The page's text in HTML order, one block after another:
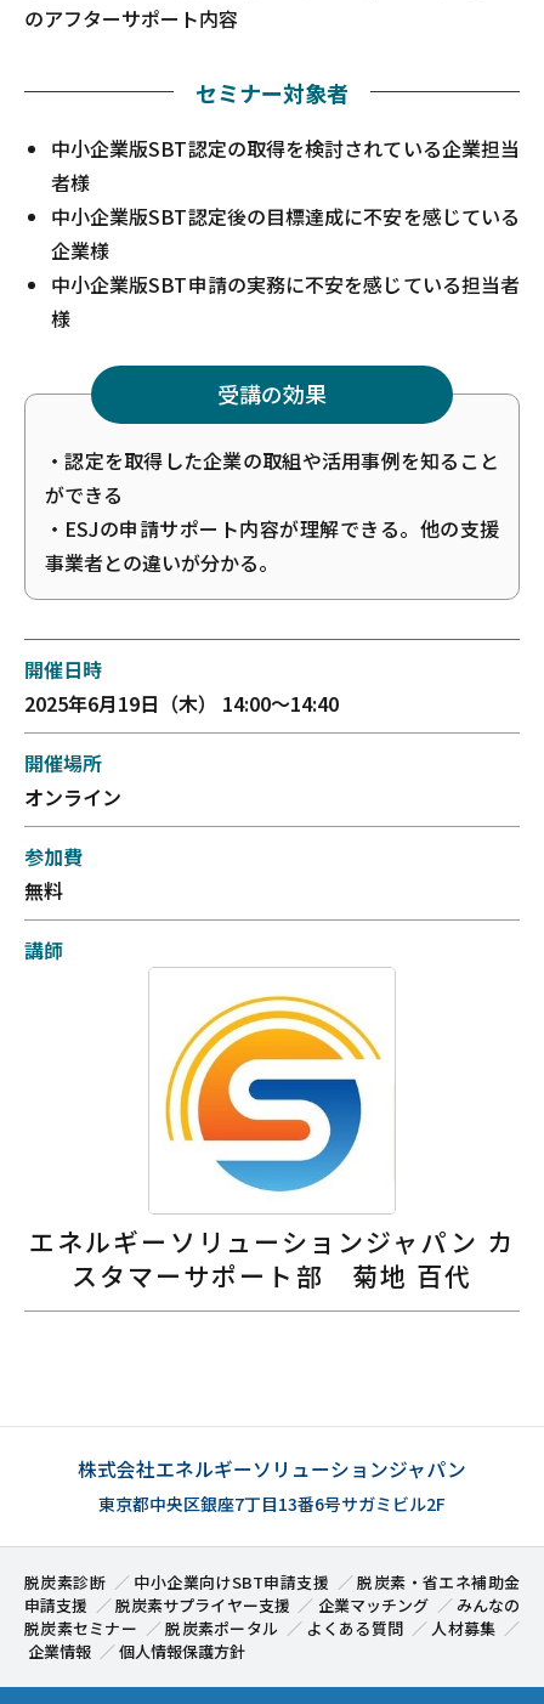
のアフターサポート内容
セミナー対象者
中小企業版SBT認定の取得を検討されている企業担当
者様
中小企業版SBT認定後の目標達成に不安を感じている
企業様
中小企業版SBT申請の実務に不安を感じている担当者
様
受講の効果
・認定を取得した企業の取組や活用事例を知ること
ができる
・ESJの申請サポート内容が理解できる。他の支援
事業者との違いが分かる。
開催日時
2025年6月19日（木） 14:00～14:40
開催場所
オンライン
参加費
無料
講師
エネルギーソリューションジャパン カ
スタマーサポート部 菊地 百代
株式会社エネルギーソリューションジャパン
東京都中央区銀座7丁目13番6号サガミビル2F
脱炭素診断 中小企業向けSBT申請支援
脱炭素・省エネ補助金
申請支援
脱炭素サプライヤー支援 企業マッチング
みんなの
脱炭素セミナー
脱炭素ポータル よくある質問
人材募集
企業情報
個人情報保護方針